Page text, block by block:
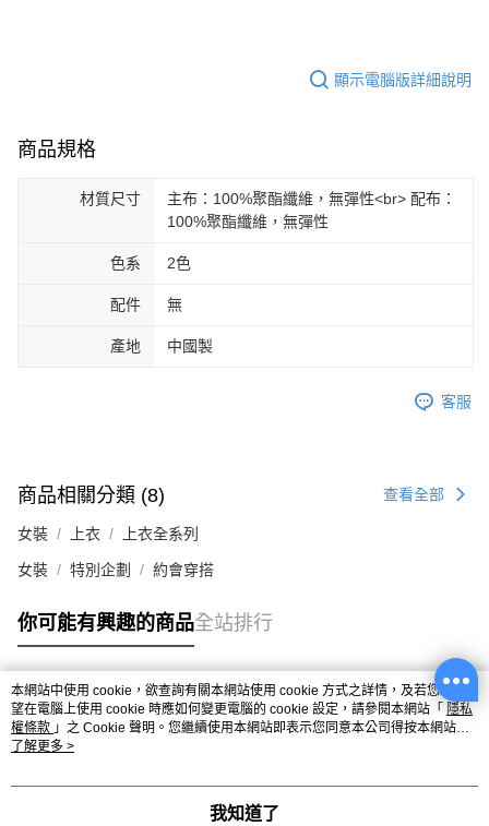
顯示電腦版詳細說明
商品規格
材質尺寸
主布：100%聚酯纖維，無彈性<br> 配布：
100%聚酯纖維，無彈性
色系 2色
配件 無
產地 中國製
客服
商品相關分類 (8) 查看全部
女裝 上衣 上衣全系列
女裝 特別企劃 約會穿搭
你可能有興趣的商品全站排行
熱門標籤
本網站中使用 cookie，欲查詢有關本網站使用 cookie 方式之詳情，及若您不希
望在電腦上使用 cookie 時應如何變更電腦的 cookie 設定，請參閱本網站「 隱私
權條款 」之 Cookie 聲明。您繼續使用本網站即表示您同意本公司得按本網站使
用條款之 Cookie 聲明使用 cookie。
了解更多 >
我知道了